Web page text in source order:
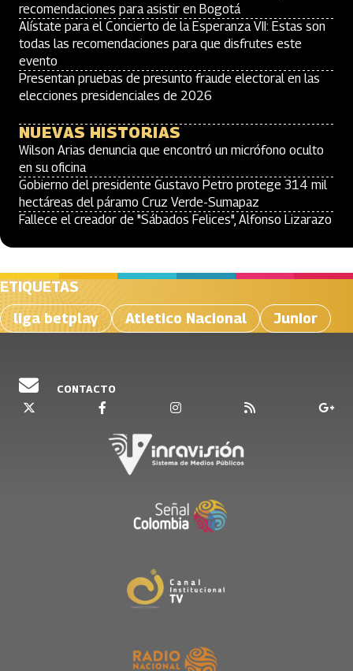
recomendaciones para asistir en Bogotá
Alístate para el Concierto de la Esperanza VII: Estas son
todas las recomendaciones para que disfrutes este
evento
Presentan pruebas de presunto fraude electoral en las
elecciones presidenciales de 2026
NUEVAS HISTORIAS
Wilson Arias denuncia que encontró un micrófono oculto
en su oficina
Gobierno del presidente Gustavo Petro protege 314 mil
hectáreas del páramo Cruz Verde-Sumapaz
Fallece el creador de "Sábados Felices", Alfonso Lizarazo
ETIQUETAS
liga betplay
Atletico Nacional Junior
CONTACTO